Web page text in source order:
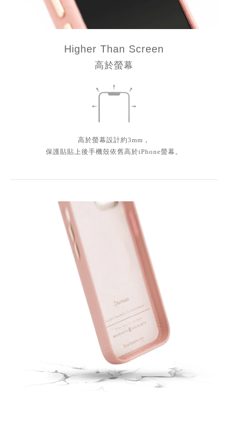
Higher Than Screen
高於螢幕
高於螢幕設計約3mm，
保護貼貼上後手機殼依舊高於iPhone螢幕。